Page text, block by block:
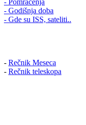
- Pomračenja
- Godišnja doba
- Gde su ISS, sateliti..
- Rečnik Meseca
- Rečnik teleskopa